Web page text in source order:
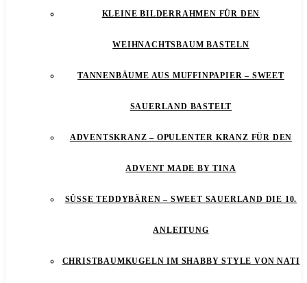
KLEINE BILDERRAHMEN FÜR DEN
WEIHNACHTSBAUM BASTELN
TANNENBÄUME AUS MUFFINPAPIER – SWEET
SAUERLAND BASTELT
ADVENTSKRANZ – OPULENTER KRANZ FÜR DEN
ADVENT MADE BY TINA
SÜSSE TEDDYBÄREN – SWEET SAUERLAND DIE 10. A
NLEITUNG
CHRISTBAUMKUGELN IM SHABBY STYLE VON NATI